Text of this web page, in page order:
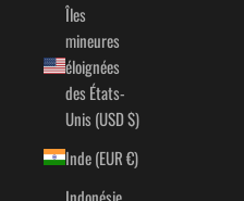
Îles
mineures
éloignées
des États-
Unis (USD $)
Inde (EUR €)